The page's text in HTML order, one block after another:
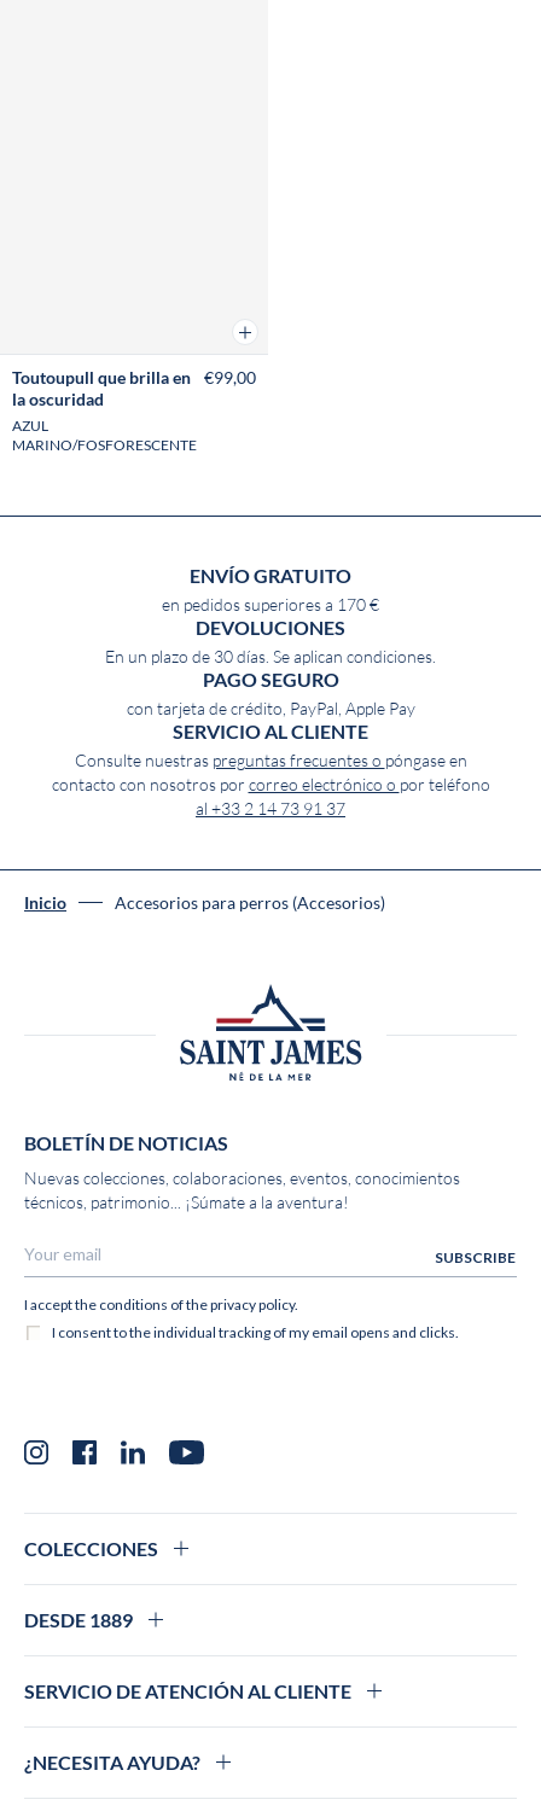
Añadir a la cesta
Toutoupull que brilla en
la oscuridad
AZUL
MARINO/FOSFORESCENTE
€99,00
ENVÍO GRATUITO
en pedidos superiores a 170 €
DEVOLUCIONES
En un plazo de 30 días. Se aplican condiciones.
PAGO SEGURO
con tarjeta de crédito, PayPal, Apple Pay
SERVICIO AL CLIENTE
Consulte nuestras preguntas frecuentes o póngase en
contacto con nosotros por correo electrónico o por teléfono
al +33 2 14 73 91 37
Inicio Accesorios para perros (Accesorios)
BOLETÍN DE NOTICIAS
Nuevas colecciones, colaboraciones, eventos, conocimientos
técnicos, patrimonio... ¡Súmate a la aventura!
InstagramFacebookLinkedInYouTube
COLECCIONES
DESDE 1889
SERVICIO DE ATENCIÓN AL CLIENTE
¿NECESITA AYUDA?